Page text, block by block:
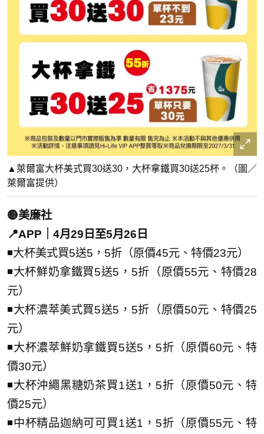
▲萊爾富大杯美式買30送30，大杯拿鐵買30送25杯。（圖／
萊爾富提供）
🟡美廉社
📍APP｜4月29日至5月26日
◾大杯美式買5送5，5折（原價45元、特價23元）
◾大杯鮮奶拿鐵買5送5，5折（原價55元、特價28
元）
◾大杯濃萃美式買5送5，5折（原價50元、特價25
元）
◾大杯濃萃鮮奶拿鐵買5送5，5折（原價60元、特
價30元）
◾大杯沖繩黑糖奶茶買1送1，5折（原價50元、特
價25元）
◾中杯精品迦納可可買1送1，5折（原價55元、特